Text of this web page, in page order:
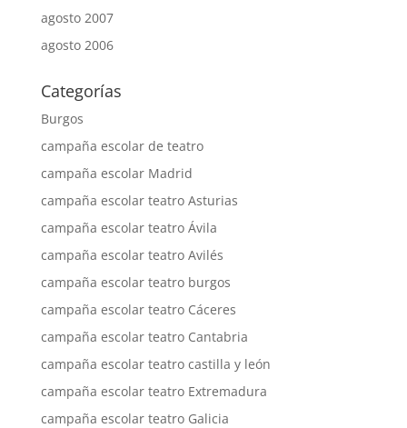
agosto 2007
agosto 2006
Categorías
Burgos
campaña escolar de teatro
campaña escolar Madrid
campaña escolar teatro Asturias
campaña escolar teatro Ávila
campaña escolar teatro Avilés
campaña escolar teatro burgos
campaña escolar teatro Cáceres
campaña escolar teatro Cantabria
campaña escolar teatro castilla y león
campaña escolar teatro Extremadura
campaña escolar teatro Galicia